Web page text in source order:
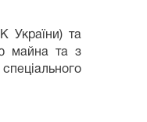
України) та
майна та з